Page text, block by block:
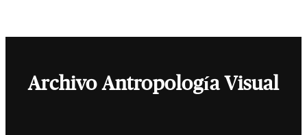
Archivo Antropología Visual